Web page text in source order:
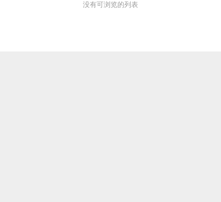
没有可浏览的列表